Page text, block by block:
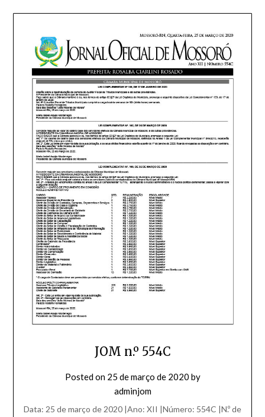
JOM n.º 554C
Posted on 25 de março de 2020 by
adminjom
Data: 25 de março de 2020 |Ano: XII |Número: 554C |N.º de